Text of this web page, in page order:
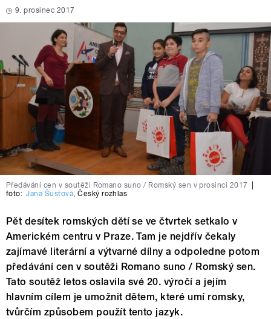
9. prosinec 2017
Předávání cen v soutěži Romano suno / Romský sen v prosinci 2017
foto: Jana Šustová,Český rozhlas
Pět desítek romských dětí se ve čtvrtek setkalo v
Americkém centru v Praze. Tam je nejdřív čekaly
zajímavé literární a výtvarné dílny a odpoledne potom
předávání cen v soutěži Romano suno / Romský sen.
Tato soutěž letos oslavila své 20. výročí a jejím
hlavním cílem je umožnit dětem, které umí romsky,
tvůrčím způsobem použít tento jazyk.